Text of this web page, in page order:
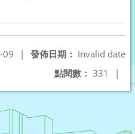
發佈日期： Invalid date
09
|
點閱數： 331 |